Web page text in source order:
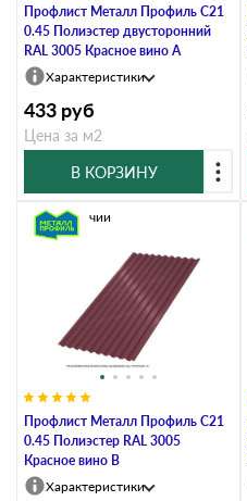
Профлист Металл Профиль C21
0.45 Полиэстер двусторонний
RAL 3005 Красное вино A
Характеристики
433 руб
Цена за м2
В КОРЗИНУ
Профлист Металл Профиль C21
0.45 Полиэстер RAL 3005
Красное вино B
В наличии
Характеристики